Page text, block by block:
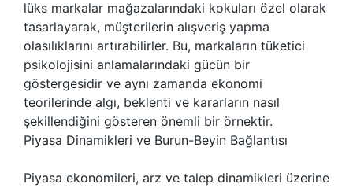
lüks markalar mağazalarındaki kokuları özel olarak
tasarlayarak, müşterilerin alışveriş yapma
olasılıklarını artırabilirler. Bu, markaların tüketici
psikolojisini anlamalarındaki gücün bir
göstergesidir ve aynı zamanda ekonomi
teorilerinde algı, beklenti ve kararların nasıl
şekillendiğini gösteren önemli bir örnektir.
Piyasa Dinamikleri ve Burun-Beyin Bağlantısı
Piyasa ekonomileri, arz ve talep dinamikleri üzerine